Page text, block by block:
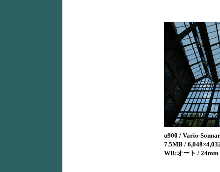
α900 / Vario-
7.5MB /
WB:オート / 24mm